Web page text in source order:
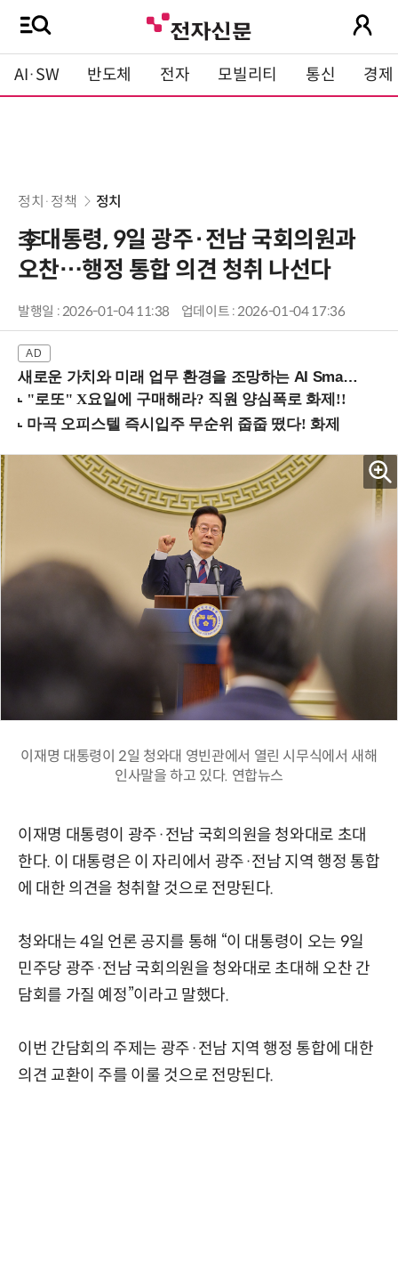
AI·SW 반도체 전자 모빌리티 통신 경제
정치·정책 정치
李대통령, 9일 광주·전남 국회의원과
오찬…행정 통합 의견 청취 나선다
발행일 : 2026-01-04 11:38 업데이트 : 2026-01-04 17:36
새로운 가치와 미래 업무 환경을 조망하는 AI Smart Work Summit 2026 (9/11 코엑스)
이재명 대통령이 2일 청와대 영빈관에서 열린 시무식에서 새해
인사말을 하고 있다. 연합뉴스
이재명 대통령이 광주·전남 국회의원을 청와대로 초대
한다. 이 대통령은 이 자리에서 광주·전남 지역 행정 통합
에 대한 의견을 청취할 것으로 전망된다.
청와대는 4일 언론 공지를 통해 “이 대통령이 오는 9일
민주당 광주·전남 국회의원을 청와대로 초대해 오찬 간
담회를 가질 예정”이라고 말했다.
이번 간담회의 주제는 광주·전남 지역 행정 통합에 대한
의견 교환이 주를 이룰 것으로 전망된다.